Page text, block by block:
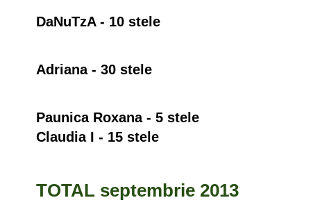
DaNuTzA - 10 stele
Adriana - 30 stele
Paunica Roxana - 5 stele
Claudia I - 15 stele
TOTAL septembrie 2013